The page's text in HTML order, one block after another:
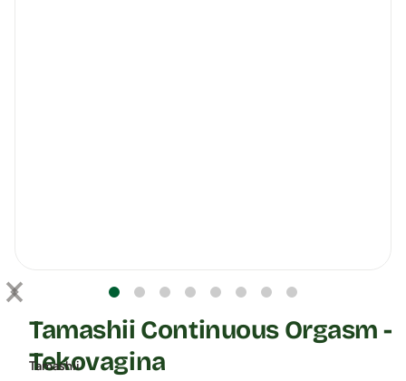
Tamashii
Tamashii Continuous Orgasm -
Tekovagina